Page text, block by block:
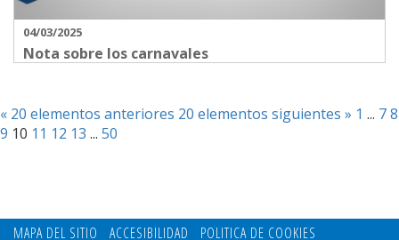
04/03/2025
Nota sobre los carnavales
« 20 elementos anteriores 20 elementos siguientes » 1 ... 78
9 10 11 12 13 ... 50
MAPA DEL SITIO ACCESIBILIDAD POLITICA DE COOKIES